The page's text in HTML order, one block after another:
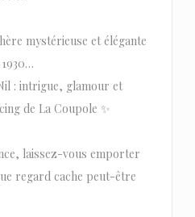
mystérieuse et élégante
: intrigue, glamour et
de La Coupole ✨
laissez-vous emporter
regard cache peut-être